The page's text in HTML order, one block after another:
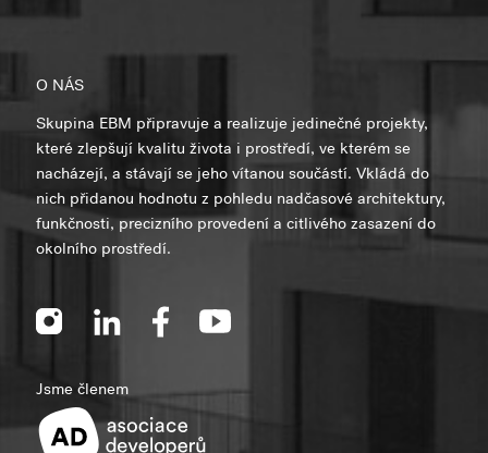
O NÁS
Skupina EBM připravuje a realizuje jedinečné projekty,
které zlepšují kvalitu života i prostředí, ve kterém se
nacházejí, a stávají se jeho vítanou součástí. Vkládá do
nich přidanou hodnotu z pohledu nadčasové architektury,
funkčnosti, precizního provedení a citlivého zasazení do
okolního prostředí.
Jsme členem